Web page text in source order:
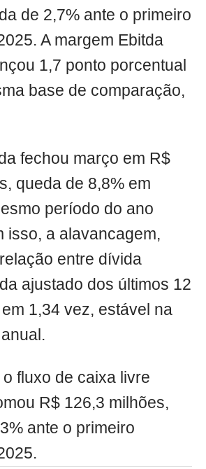
de 2,7% ante o primeiro
A margem Ebitda
1,7 ponto porcentual
base de comparação,
fechou março em R$
queda de 8,8% em
período do ano
isso, a alavancagem,
entre dívida
ajustado dos últimos 12
1,34 vez, estável na
fluxo de caixa livre
R$ 126,3 milhões,
ante o primeiro